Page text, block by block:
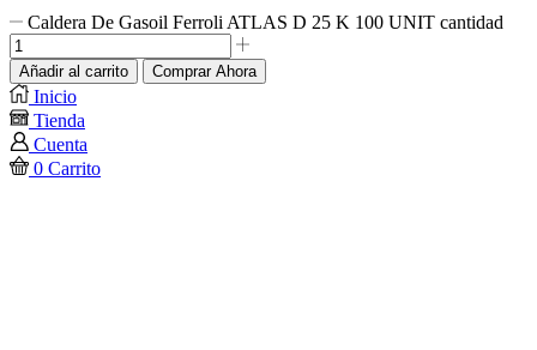
Caldera De Gasoil Ferroli ATLAS D 25 K 100 UNIT cantidad
Añadir al carrito Comprar Ahora
Inicio
Tienda
Cuenta
0 Carrito